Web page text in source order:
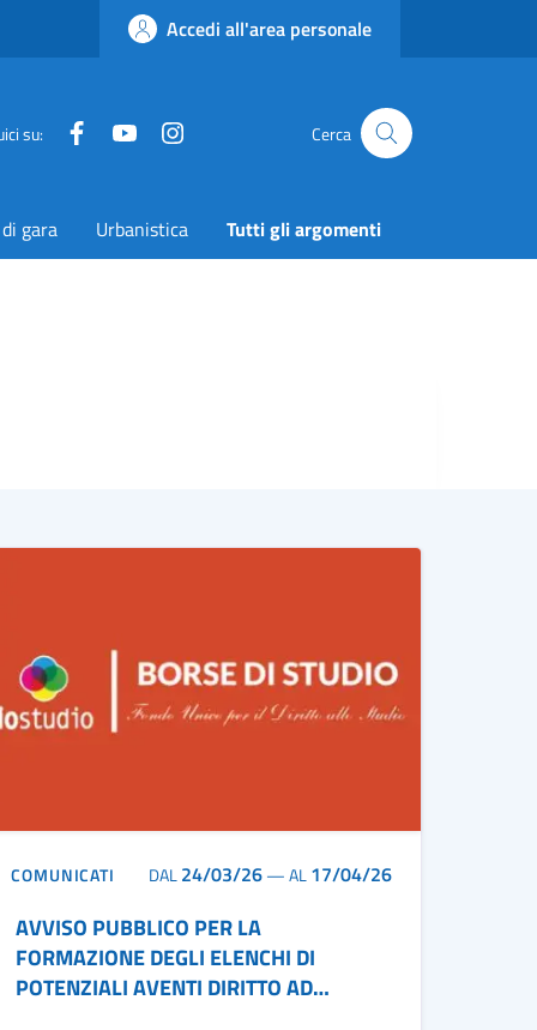
Accedi all'area personale
su: FacebookYouTube Cerca
gara Urbanistica Tutti gli argomenti
COMUNICATI DAL24/03/26—AL17/04/26
AVVISO PUBBLICO PER LA
FORMAZIONE DEGLI ELENCHI DI
POTENZIALI AVENTI DIRITTO AD